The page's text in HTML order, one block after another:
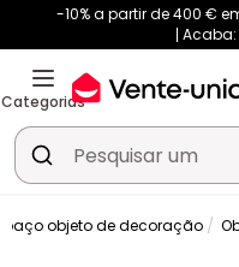
-10% a partir de 400 €
Acaba:
Categorias
objeto de decoração